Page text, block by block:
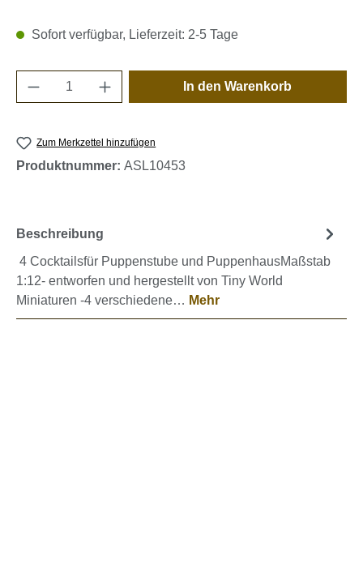
Sofort verfügbar, Lieferzeit: 2-5 Tage
Produkt Anzahl: Gib den gewünschten
In den Warenkorb
Zum Merkzettel hinzufügen
Produktnummer: ASL10453
Beschreibung
4 Cocktailsfür Puppenstube und PuppenhausMaßstab
1:12- entworfen und hergestellt von Tiny World
Miniaturen -4 verschiedene… Mehr